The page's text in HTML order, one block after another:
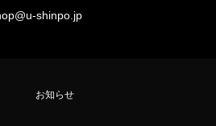
shinpo.jp
お知らせ